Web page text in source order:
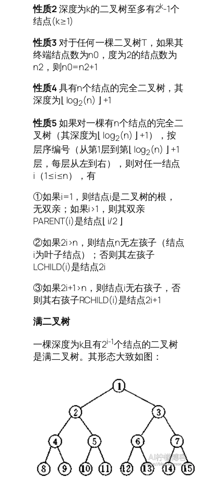
性质2深度为k的二叉树至多有2k-1个
结点(k≥1)
性质3对于任何一棵二叉树T，如果其
终端结点数为n0，度为2的结点数为
n2，则n0=n2+1
性质4具有n个结点的完全二叉树，其
深度为⌊ log2(n) ⌋ +1
性质5如果对一棵有n个结点的完全二
叉树（其深度为⌊ log2(n) ⌋ +1），按
层序编号（从第1层到第⌊ log2(n) ⌋ +1
层，每层从左到右），则对任一结点
i（1≤i≤n），有
①如果i=1，则结点i是二叉树的根，
无双亲；如果i>1，则其双亲
PARENT(i)是结点⌊ i/2 ⌋
②如果2i>n，则结点n无左孩子（结点
i为叶子结点）；否则其左孩子
LCHILD(i)是结点2i
③如果2i+1>n，则结点i无右孩子，否
则其右孩子RCHILD(i)是结点2i+1
满二叉树
一棵深度为k且有2i-1个结点的二叉树
是满二叉树。其形态大致如图：